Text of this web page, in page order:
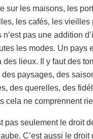
sur les maisons, les
les cafés, les vieilles
n’est pas une addition
les modes. Un pays
des lieux. Il y faut des
paysages, des
des querelles, des
cela ne comprennent
pas seulement le droit
C’est aussi le